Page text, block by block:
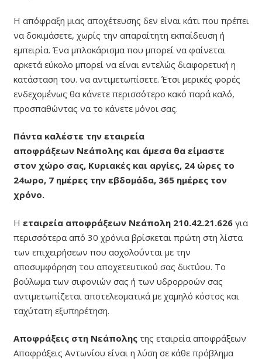
Η απόφραξη μιας αποχέτευσης δεν είναι κάτι που πρέπει
να δοκιμάσετε, χωρίς την απαραίτητη εκπαίδευση ή
εμπειρία. Ένα μπλοκάρισμα που μπορεί να φαίνεται
αρκετά εύκολο μπορεί να είναι εντελώς διαφορετική η
κατάσταση του. να αντιμετωπίσετε. Έτσι μερικές φορές
ενδεχομένως θα κάνετε περισσότερο κακό παρά καλό,
προσπαθώντας να το κάνετε μόνοι σας.
Πάντα καλέστε την εταιρεία
αποφράξεων Νεάπολης και άμεσα θα είμαστε
στον χώρο σας, Κυριακές και αργίες, 24 ώρες το
24ωρο, 7 ημέρες την εβδομάδα, 365 ημέρες τον
χρόνο.
Η εταιρεία αποφράξεων Νεάπολη 210.42.21.626για
περισσότερα από 30 χρόνια βρίσκεται πρώτη στη λίστα
των επιχειρήσεων που ασχολούνται με την
αποσυμφόρηση του αποχετευτικού σας δικτύου. Το
βούλωμα των σιφονιών σας ή των υδρορροών σας
αντιμετωπίζεται αποτελεσματικά με χαμηλό κόστος και
ταχύτατη εξυπηρέτηση.
Αποφράξεις στη Νεάπολης της εταιρεία αποφράξεων
Αποφράξεις Αντωνίου είναι η λύση σε κάθε πρόβλημα